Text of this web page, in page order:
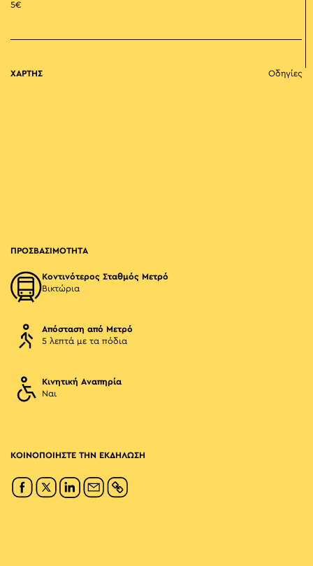
5€
ΧΑΡΤΗΣ Οδηγίες
ΠΡΟΣΒΑΣΙΜΟΤΗΤΑ
Κοντινότερος Σταθμός Μετρό
Βικτώρια
Απόσταση από Μετρό
5 λεπτά με τα πόδια
Κινητική Αναπηρία
Ναι
ΚΟΙΝΟΠΟΙΗΣΤΕ ΤΗΝ ΕΚΔΗΛΩΣΗ